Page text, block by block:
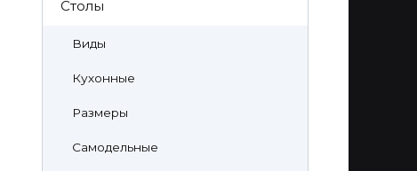
Столы
Виды
Кухонные
Размеры
Самодельные